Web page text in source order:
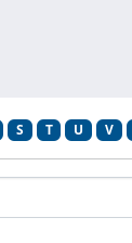
S T U V